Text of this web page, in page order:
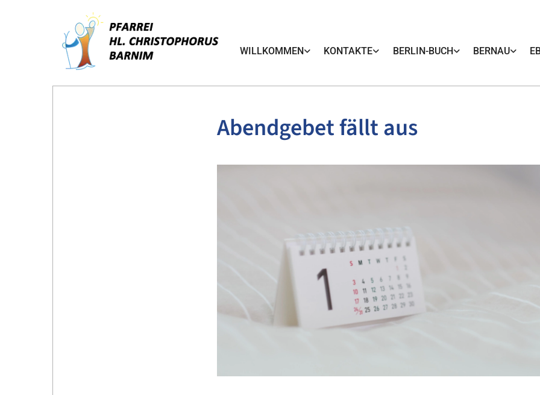
WILLKOMMEN KONTAKTE BERLIN-BUCH BERNAU
Abendgebet fällt aus